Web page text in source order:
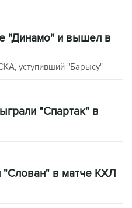
"Динамо" и вышел в
уступивший "Барысу"
"Спартак" в
"Слован" в матче КХЛ